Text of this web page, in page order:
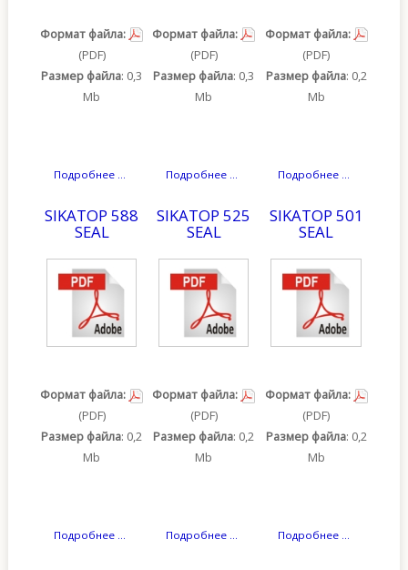
Формат файла:
(PDF)
Размер файла: 0,3
Mb
Подробнее ...
Формат файла:
(PDF)
Размер файла: 0,3
Mb
Подробнее ...
Формат файла:
(PDF)
Размер файла: 0,2
Mb
Подробнее ...
SIKATOP 588
SEAL
Формат файла:
(PDF)
Размер файла: 0,2
Mb
Подробнее ...
SIKATOP 525
SEAL
Формат файла:
(PDF)
Размер файла: 0,2
Mb
Подробнее ...
SIKATOP 501
SEAL
Формат файла:
(PDF)
Размер файла: 0,2
Mb
Подробнее ...